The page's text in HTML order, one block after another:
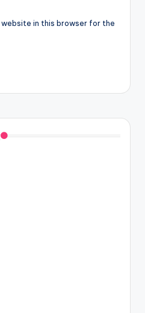
website in this browser for the